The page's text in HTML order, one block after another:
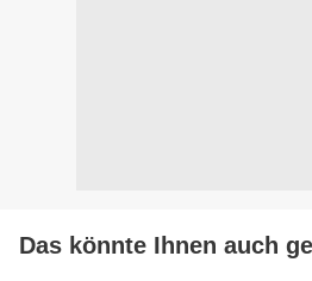
Das könnte Ihnen auch